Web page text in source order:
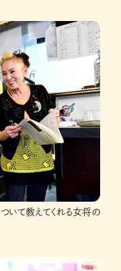
いて教えてくれる女将の